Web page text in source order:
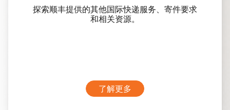
探索顺丰提供的其他国际快递服务、寄件要求
和相关资源。
了解更多